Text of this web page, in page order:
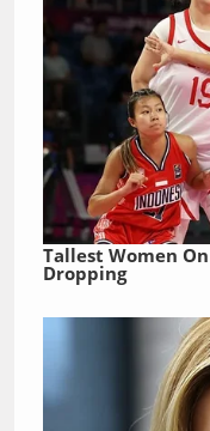
Tallest Women
Dropping